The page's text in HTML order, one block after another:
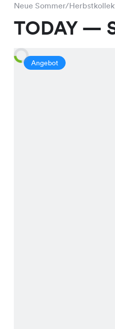
Neue Sommer/
TODAY —
Angebot